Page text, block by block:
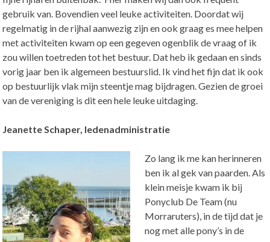
gebruik van. Bovendien veel leuke activiteiten. Doordat wij
regelmatig in de rijhal aanwezig zijn en ook graag es mee helpen
met activiteiten kwam op een gegeven ogenblik de vraag of ik
zou willen toetreden tot het bestuur. Dat heb ik gedaan en sinds
vorig jaar ben ik algemeen bestuurslid. Ik vind het fijn dat ik ook
op bestuurlijk vlak mijn steentje mag bijdragen. Gezien de groei
van de vereniging is dit een hele leuke uitdaging.
Jeanette Schaper, ledenadministratie
Zo lang ik me kan herinneren
ben ik al gek van paarden. Als
klein meisje kwam ik bij
Ponyclub De Team (nu
Morraruters), in de tijd dat je
nog met alle pony’s in de